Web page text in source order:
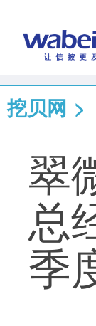
挖贝网 >
翠
总
季